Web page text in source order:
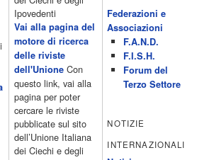
5 4 Dicembre 2022
TG5/Traffico/Meteo/Borse e monete 08.00
Cinque(TG5-Ore 10) 11.00 Forum
13.40 Beautiful 14.10 Centovetrine 14.45
2/3 16.15 Amici 16.55 Pomeriggio
5 minuti 17.55) 18.50 Chi vuol essere
20.00 TG5 20.30 Striscia la notizia 21.10
23.30 2/3 […]
4 4 Dicembre 2022
Rassegna stampa 05.55 Secondo
Ipovedenti
Vai alla pagina del
motore di ricerca
delle riviste
dell'UnioneCon
questo link, vai alla
pagina per poter
cercare le riviste
pubblicate sul sito
dell’Unione Italiana
dei Ciechi e degli
Federazioni e
Associazioni
F.A.N.D.
F.I.S.H.
Forum del
Terzo Settore
NOTIZIE
INTERNAZIONALI